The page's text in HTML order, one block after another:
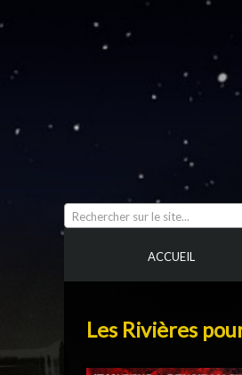
Rechercher sur le site...
ACCUEIL
Les Rivières